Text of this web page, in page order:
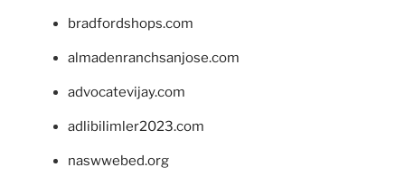
bradfordshops.com
almadenranchsanjose.com
advocatevijay.com
adlibilimler2023.com
naswwebed.org